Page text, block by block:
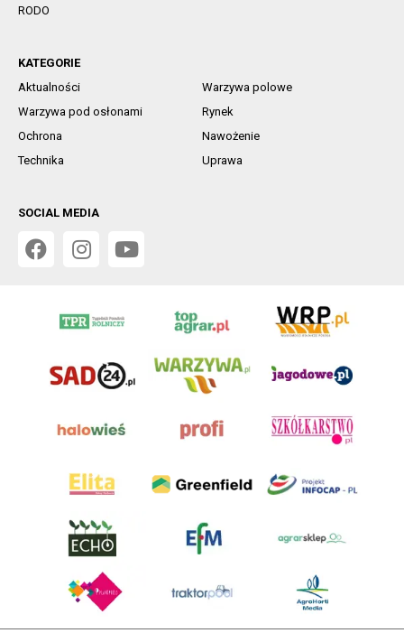
RODO
KATEGORIE
Aktualności
Warzywa polowe
Warzywa pod osłonami
Rynek
Ochrona
Nawożenie
Technika
Uprawa
SOCIAL MEDIA